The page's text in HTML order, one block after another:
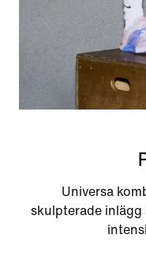
Universa
skulpterade inlägg